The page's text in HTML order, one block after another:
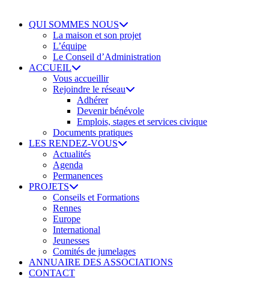
QUI SOMMES NOUS
La maison et son projet
L’équipe
Le Conseil d’Administration
ACCUEIL
Vous accueillir
Rejoindre le réseau
Adhérer
Devenir bénévole
Emplois, stages et services civique
Documents pratiques
LES RENDEZ-VOUS
Actualités
Agenda
Permanences
PROJETS
Conseils et Formations
Rennes
Europe
International
Jeunesses
Comités de jumelages
ANNUAIRE DES ASSOCIATIONS
CONTACT